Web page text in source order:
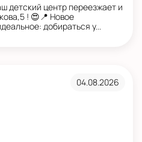
детский центр переезжает и
! 😍📍 Новое
добираться у...
04.08.2026